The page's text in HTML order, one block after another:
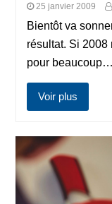
25 janvier 2009
Bientôt va
résultat. Si 2008
pour beaucoup…
Voir plus